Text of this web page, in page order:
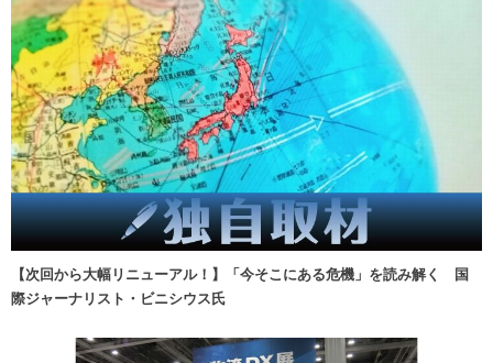
【次回から大幅リニューアル！】「今そこにある危機」を読み解く 国
際ジャーナリスト・ビニシウス氏